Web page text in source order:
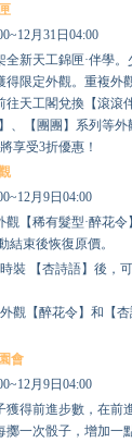
月31日04:00
全新天工錦匣·伴學
得限定外觀。重複外
往天工閣兌換【滾滾
、【團團】系列等
享受3折優惠！
月9日04:00
【稀有髮型·醉花
結束後恢復原價。
裝 【杏詩語】後，
觀【醉花令】和【
會
月9日04:00
獲得前進步數，在前
擲一次骰子，增加一